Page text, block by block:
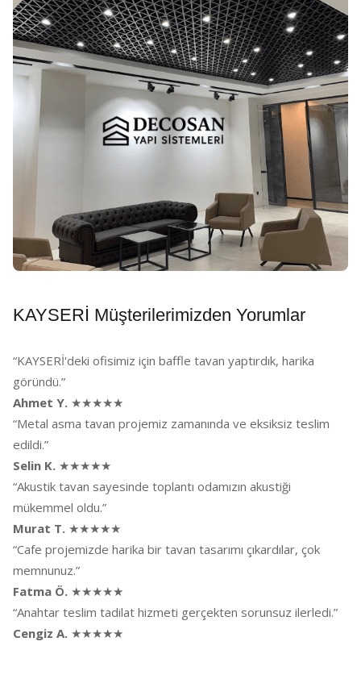
KAYSERİ Müşterilerimizden Yorumlar
“KAYSERİ'deki ofisimiz için baffle tavan yaptırdık, harika
göründü.”
Ahmet Y. ★★★★★
“Metal asma tavan projemiz zamanında ve eksiksiz teslim
edildi.”
Selin K. ★★★★★
“Akustik tavan sayesinde toplantı odamızın akustiği
mükemmel oldu.”
Murat T. ★★★★★
“Cafe projemizde harika bir tavan tasarımı çıkardılar, çok
memnunuz.”
Fatma Ö. ★★★★★
“Anahtar teslim tadilat hizmeti gerçekten sorunsuz ilerledi.”
Cengiz A. ★★★★★